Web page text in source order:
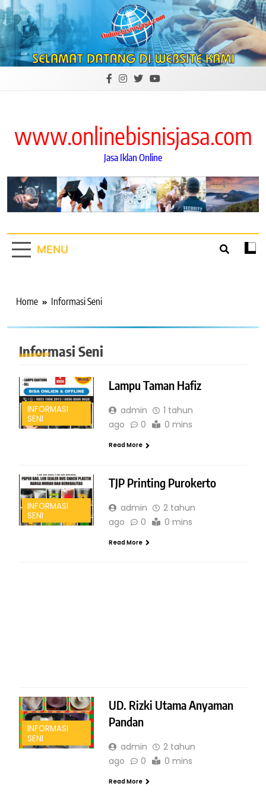
Skip
to
content
www.onlinebisnisjasa.com
Jasa Iklan Online
MENU
Home Informasi Seni
Informasi Seni
INFORMASI
SENI
Lampu Taman Hafiz
admin
1 tahun
ago
0 0 mins
Read More
INFORMASI
SENI
TJP Printing Purokerto
admin
2 tahun
ago
0 0 mins
Read More
INFORMASI
SENI
UD. Rizki Utama Anyaman
Pandan
admin
2 tahun
ago
0 0 mins
Read More